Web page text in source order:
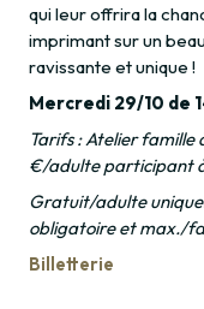
qui leur offrira la
imprimant sur un
ravissante et unique !
Mercredi 29/10 de
Tarifs : Atelier famille
€/adulte participant
Gratuit/adulte
obligatoire et max./
Billetterie